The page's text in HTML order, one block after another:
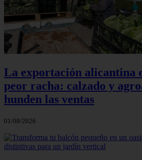
La exportación alicantina
peor racha: calzado y
hunden las ventas
01/08/2026